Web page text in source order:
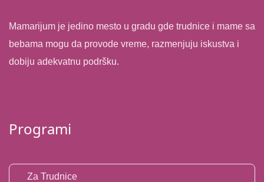
Mamarijum je jedino mesto u gradu gde trudnice i mame sa
bebama mogu da provode vreme, razmenjuju iskustva i
dobiju adekvatnu podršku.
Programi
Za Trudnice